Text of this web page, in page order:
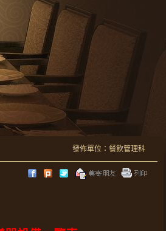
發佈單位：餐飲管理科